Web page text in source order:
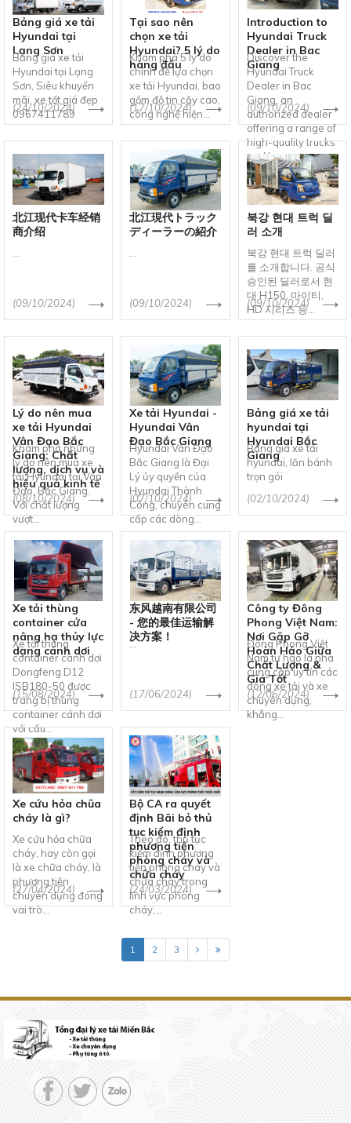
Bảng giá xe tải
Hyundai tại
Lạng Sơn
Bảng giá xe tải
Hyundai tại Lạng
Sơn, Siêu khuyến
mãi, xe tốt giá đẹp
0967411789
(24/10/2024)
Tại sao nên
chọn xe tải
Hyundai? 5 lý do
hàng đầu
Khám phá 5 lý do
chính để lựa chọn
xe tải Hyundai, bao
gồm độ tin cậy cao,
công nghệ hiện...
(17/10/2024)
Introduction to
Hyundai Truck
Dealer in Bac
Giang
Discover the
Hyundai Truck
Dealer in Bac
Giang, an
authorized dealer
offering a range of
high-quality trucks
and buses,...
(09/10/2024)
北江现代卡车经销
商介绍
(09/10/2024)
北江現代トラック
ディーラーの紹介
(09/10/2024)
북강 현대 트럭 딜
러 소개
북강 현대 트럭 딜러
를 소개합니다. 공식
승인된 딜러로서 현
대 H150, 마이티,
HD 시리즈 등...
(09/10/2024)
Lý do nên mua
xe tải Hyundai
Vân Đạo Bắc
Giang: Chất
lượng, dịch vụ và
hiệu quả kinh tế
Khám phá những
lý do nên mua xe
tải Hyundai tại Vân
Đạo, Bắc Giang.
Với chất lượng
vượt...
(08/10/2024)
Xe tải Hyundai -
Hyundai Vân
Đạo Bắc Giang
Hyundai Vân Đạo
Bắc Giang là Đại
Lý ủy quyền của
Hyundai Thành
Công, chuyên cung
cấp các dòng...
(07/10/2024)
Bảng giá xe tải
hyundai tại
Hyundai Bắc
Giang
Bảng giá xe tải
hyundai, lăn bánh
trọn gói
(02/10/2024)
Xe tải thùng
container cửa
nâng hạ thủy lực
dạng cánh dơi
Xe tải thùng
container cánh dơi
Dongfeng D12
ISB180-50 được
trang bị thùng
container cánh dơi
với cấu...
(15/08/2024)
东风越南有限公司
- 您的最佳运输解
决方案！
...
(17/06/2024)
Công ty Đông
Phong Việt Nam:
Nơi Gặp Gỡ
Hoàn Hảo Giữa
Chất Lượng &
Giá Tốt
Đông Phong Việt
Nam tự hào là nhà
cung cấp uy tín các
dòng xe tải và xe
chuyên dụng,
khẳng...
(12/06/2024)
Xe cứu hỏa chũa
cháy là gì?
Xe cứu hỏa chữa
cháy, hay còn gọi
là xe chữa cháy, là
phương tiện
chuyên dụng đóng
vai trò...
(27/04/2024)
Bộ CA ra quyết
định Bãi bỏ thủ
tục kiểm định
phương tiện
phòng cháy và
chữa cháy
Theo đó, thủ tục
kiểm định phương
tiện phòng cháy và
chữa cháy trong
lĩnh vực phòng
cháy,...
(24/03/2024)
1 2 3